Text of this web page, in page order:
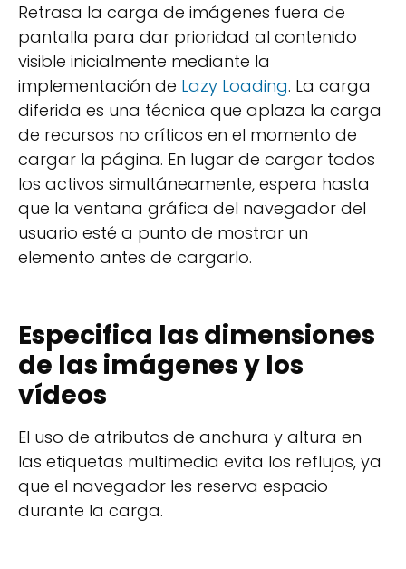
Retrasa la carga de imágenes fuera de
pantalla para dar prioridad al contenido
visible inicialmente mediante la
implementación de Lazy Loading. La carga
diferida es una técnica que aplaza la carga
de recursos no críticos en el momento de
cargar la página. En lugar de cargar todos
los activos simultáneamente, espera hasta
que la ventana gráfica del navegador del
usuario esté a punto de mostrar un
elemento antes de cargarlo.
Especifica las dimensiones
de las imágenes y los
vídeos
El uso de atributos de anchura y altura en
las etiquetas multimedia evita los reflujos, ya
que el navegador les reserva espacio
durante la carga.